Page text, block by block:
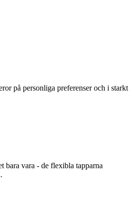
på personliga preferenser och i starkt
bara vara - de flexibla tapparna